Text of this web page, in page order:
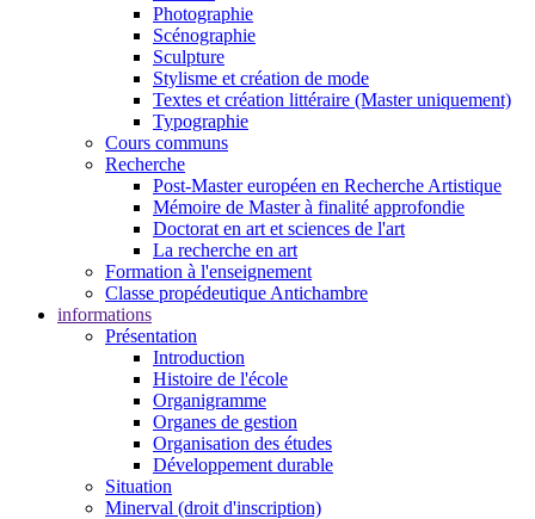
Photographie
Scénographie
Sculpture
Stylisme et création de mode
Textes et création littéraire (Master uniquement)
Typographie
Cours communs
Recherche
Post-Master européen en Recherche Artistique
Mémoire de Master à finalité approfondie
Doctorat en art et sciences de l'art
La recherche en art
Formation à l'enseignement
Classe propédeutique Antichambre
informations
Présentation
Introduction
Histoire de l'école
Organigramme
Organes de gestion
Organisation des études
Développement durable
Situation
Minerval (droit d'inscription)